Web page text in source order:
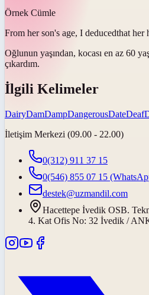
Örnek Cümle
From her son's age, I deducedthat her
Oğlunun yaşından, kocası en az 60
çıkardım.
İlgili Kelimeler
DairyDamDampDangerousDateDeaf
İletişim Merkezi (09.00 - 22.00)
0(312) 911 37 15
0(546) 855 07 15
destek@uzmandil.com
Hacettepe İvedik OSB.
4. Kat Ofis No: 32 İvedik /